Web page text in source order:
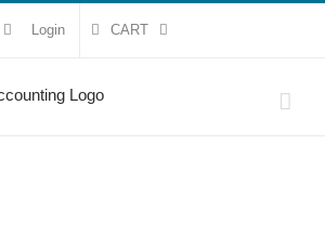
Login CART